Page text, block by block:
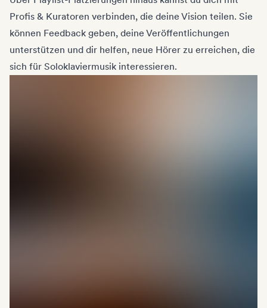
Profis & Kuratoren verbinden, die deine Vision teilen. Sie
können Feedback geben, deine Veröffentlichungen
unterstützen und dir helfen, neue Hörer zu erreichen, die
sich für Soloklaviermusik interessieren.